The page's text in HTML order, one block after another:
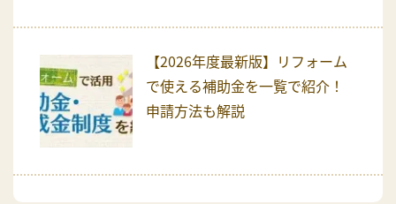
【2026年度最新版】リフォーム
で使える補助金を一覧で紹介！
申請方法も解説